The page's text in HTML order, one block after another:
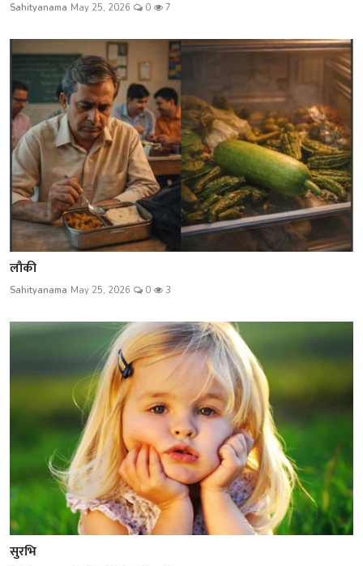
Sahityanama May 25, 2026 0 7
लौकी
Sahityanama May 25, 2026 0 3
सुरभि